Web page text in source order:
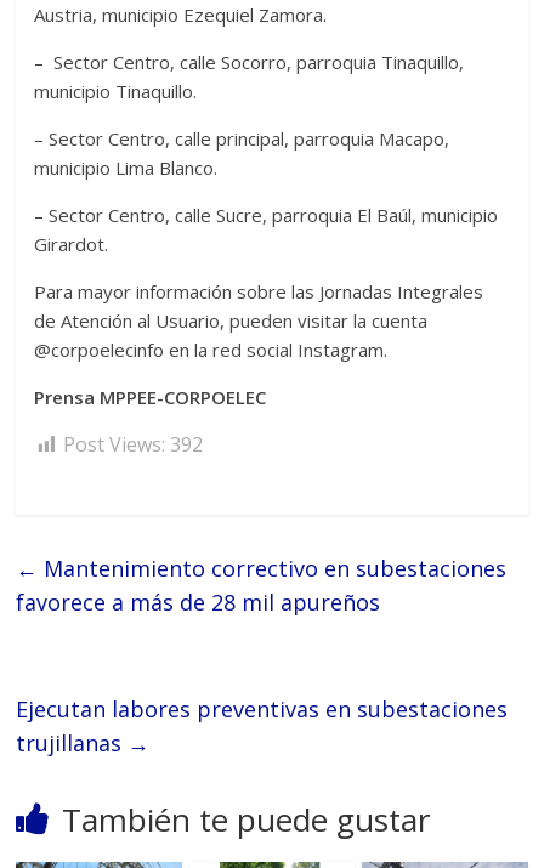
Austria, municipio Ezequiel Zamora.
– Sector Centro, calle Socorro, parroquia Tinaquillo,
municipio Tinaquillo.
– Sector Centro, calle principal, parroquia Macapo,
municipio Lima Blanco.
– Sector Centro, calle Sucre, parroquia El Baúl, municipio
Girardot.
Para mayor información sobre las Jornadas Integrales
de Atención al Usuario, pueden visitar la cuenta
@corpoelecinfo en la red social Instagram.
Prensa MPPEE-CORPOELEC
Post Views: 392
← Mantenimiento correctivo en subestaciones
favorece a más de 28 mil apureños
Ejecutan labores preventivas en subestaciones
trujillanas →
También te puede gustar